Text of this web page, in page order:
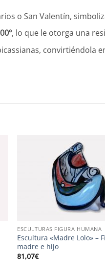
o San Valentín,
, lo que le otorga una
convirtiéndola
ESCULTURAS FIGURA HUMANA
Escultura «Madre Lolo» –
madre e hijo
81,07€